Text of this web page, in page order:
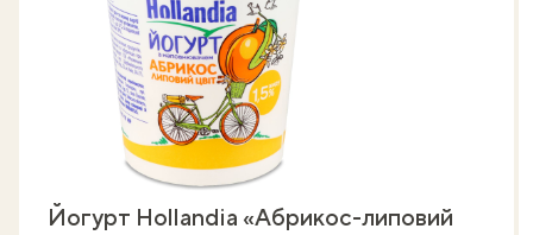
Йогурт Hollandia «Абрикос-липовий